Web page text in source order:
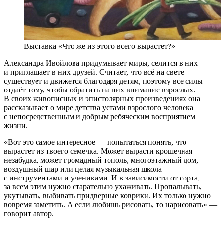
Выставка «Что же из этого всего вырастет?»
Александра Ивойлова придумывает миры, селится в них
и приглашает в них друзей. Считает, что всё на свете
существует и движется благодаря детям, поэтому все силы
отдаёт тому, чтобы обратить на них внимание взрослых.
В своих живописных и эпистолярных произведениях она
рассказывает о мире детства устами взрослого человека
с непосредственным и добрым ребяческим восприятием
жизни.
«Вот это самое интересное — попытаться понять, что
вырастет из твоего семечка. Может вырасти крошечная
незабудка, может громадный тополь, многоэтажный дом,
воздушный шар или целая музыкальная школа
с инструментами и учениками. И в зависимости от сорта,
за всем этим нужно старательно ухаживать. Пропалывать,
укутывать, выбивать придверные коврики. Их только нужно
вовремя заметить. А если любишь рисовать, то нарисовать» —
говорит автор.